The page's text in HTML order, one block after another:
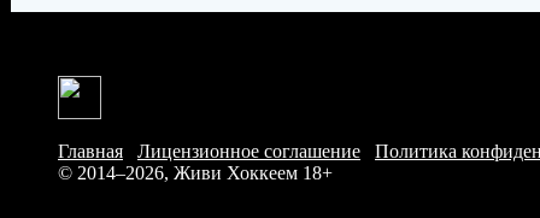
Главная Лицензионное соглашение
Политика
© 2014–2026, Живи Хоккеем 18+